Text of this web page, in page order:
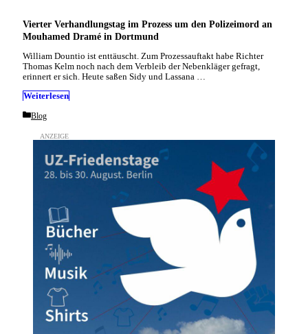
Vierter Verhandlungstag im Prozess um den Polizeimord an
Mouhamed Dramé in Dortmund
William Dountio ist enttäuscht. Zum Prozessauftakt habe Richter
Thomas Kelm noch nach dem Verbleib der Nebenkläger gefragt,
erinnert er sich. Heute saßen Sidy und Lassana …
Weiterlesen
Categories
Blog